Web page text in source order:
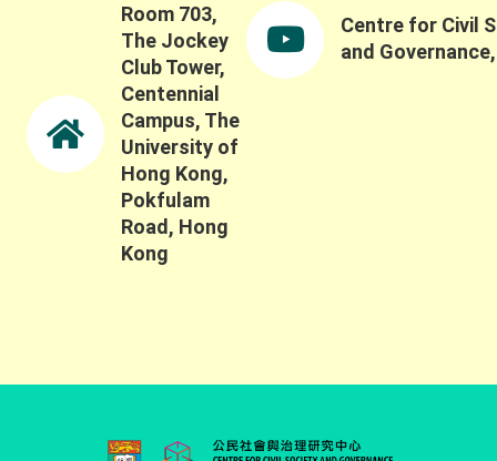
Room 703,
The Jockey
Club Tower,
Centennial
Campus, The
University of
Hong Kong,
Pokfulam
Road, Hong
Kong
Centre for Civil
and